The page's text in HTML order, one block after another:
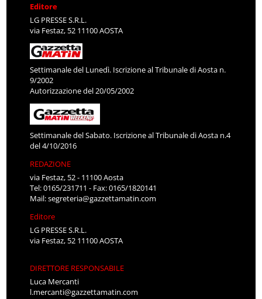
Editore
LG PRESSE S.R.L.
via Festaz, 52 11100 AOSTA
Settimanale del Lunedì. Iscrizione al Tribunale di Aosta n.
9/2002
Autorizzazione del 20/05/2002
Settimanale del Sabato. Iscrizione al Tribunale di Aosta n.4
del 4/10/2016
REDAZIONE
via Festaz, 52 - 11100 Aosta
Tel: 0165/231711 - Fax: 0165/1820141
Mail:segreteria@gazzettamatin.com
Editore
LG PRESSE S.R.L.
via Festaz, 52 11100 AOSTA
DIRETTORE RESPONSABILE
Luca Mercanti
l.mercanti@gazzettamatin.com